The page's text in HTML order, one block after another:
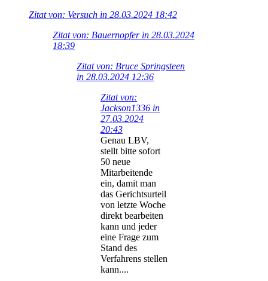
Zitat von: Versuch in 28.03.2024 18:42
Zitat von: Bauernopfer in 28.03.2024
18:39
Zitat von: Bruce Springsteen
in 28.03.2024 12:36
Zitat von:
Jackson1336 in
27.03.2024
20:43
Genau LBV,
stellt bitte sofort
50 neue
Mitarbeitende
ein, damit man
das Gerichtsurteil
von letzte Woche
direkt bearbeiten
kann und jeder
eine Frage zum
Stand des
Verfahrens stellen
kann....